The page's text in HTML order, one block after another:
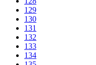
129
130
131
132
133
134